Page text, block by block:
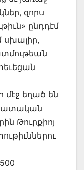
զորս
ընդդէմ
սխալիր,
մէջ եղած են
Թուրքիոյ